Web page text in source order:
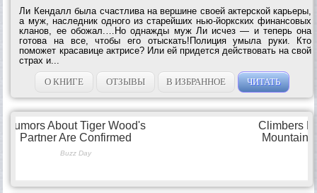
Ли Кендалл была счастлива на вершине своей актерской карьеры,
а муж, наследник одного из старейших нью-йоркских финансовых
кланов, ее обожал.…Но однажды муж Ли исчез — и теперь она
готова на все, чтобы его отыскать!Полиция умыла руки. Кто
поможет красавице актрисе? Или ей придется действовать на свой
страх и...
О КНИГЕ
ОТЗЫВЫ В ИЗБРАННОЕ ЧИТАТЬ